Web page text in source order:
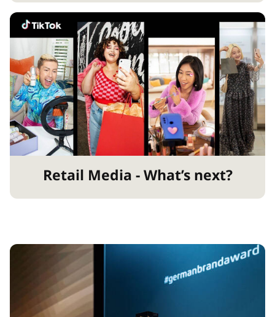
Retail Media - What’s next?